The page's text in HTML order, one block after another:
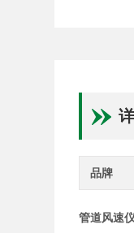
品牌
管道风速